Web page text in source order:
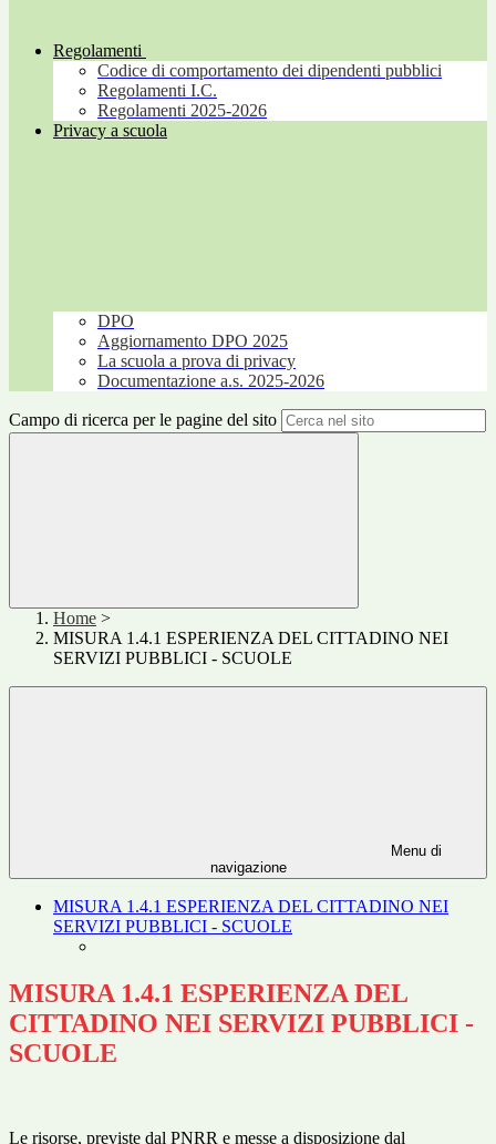
Regolamenti
Codice di comportamento dei dipendenti pubblici
Regolamenti I.C.
Regolamenti 2025-2026
Privacy a scuola
DPO
Aggiornamento DPO 2025
La scuola a prova di privacy
Documentazione a.s. 2025-2026
Campo di ricerca per le pagine del sito
Home >
MISURA 1.4.1 ESPERIENZA DEL CITTADINO NEI
SERVIZI PUBBLICI - SCUOLE
Menu di
navigazione
MISURA 1.4.1 ESPERIENZA DEL CITTADINO NEI
SERVIZI PUBBLICI - SCUOLE
MISURA 1.4.1 ESPERIENZA DEL
CITTADINO NEI SERVIZI PUBBLICI -
SCUOLE
Le risorse, previste dal PNRR e messe a disposizione dal